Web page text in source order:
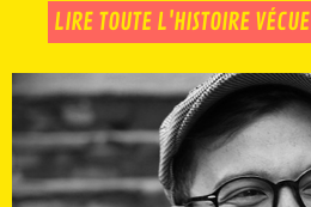
LIRE TOUTE L'HISTOIRE VÉCUE